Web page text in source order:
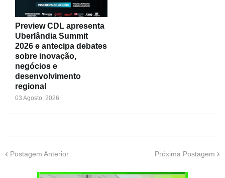
Preview CDL apresenta
Uberlândia Summit
2026 e antecipa debates
sobre inovação,
negócios e
desenvolvimento
regional
03 Agosto, 2026
Postagem Anterior Próxima Postagem